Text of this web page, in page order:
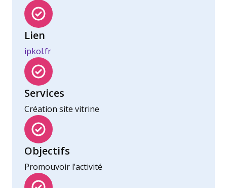
Lien
ipkol.fr
Services
Création site vitrine
Objectifs
Promouvoir l’activité